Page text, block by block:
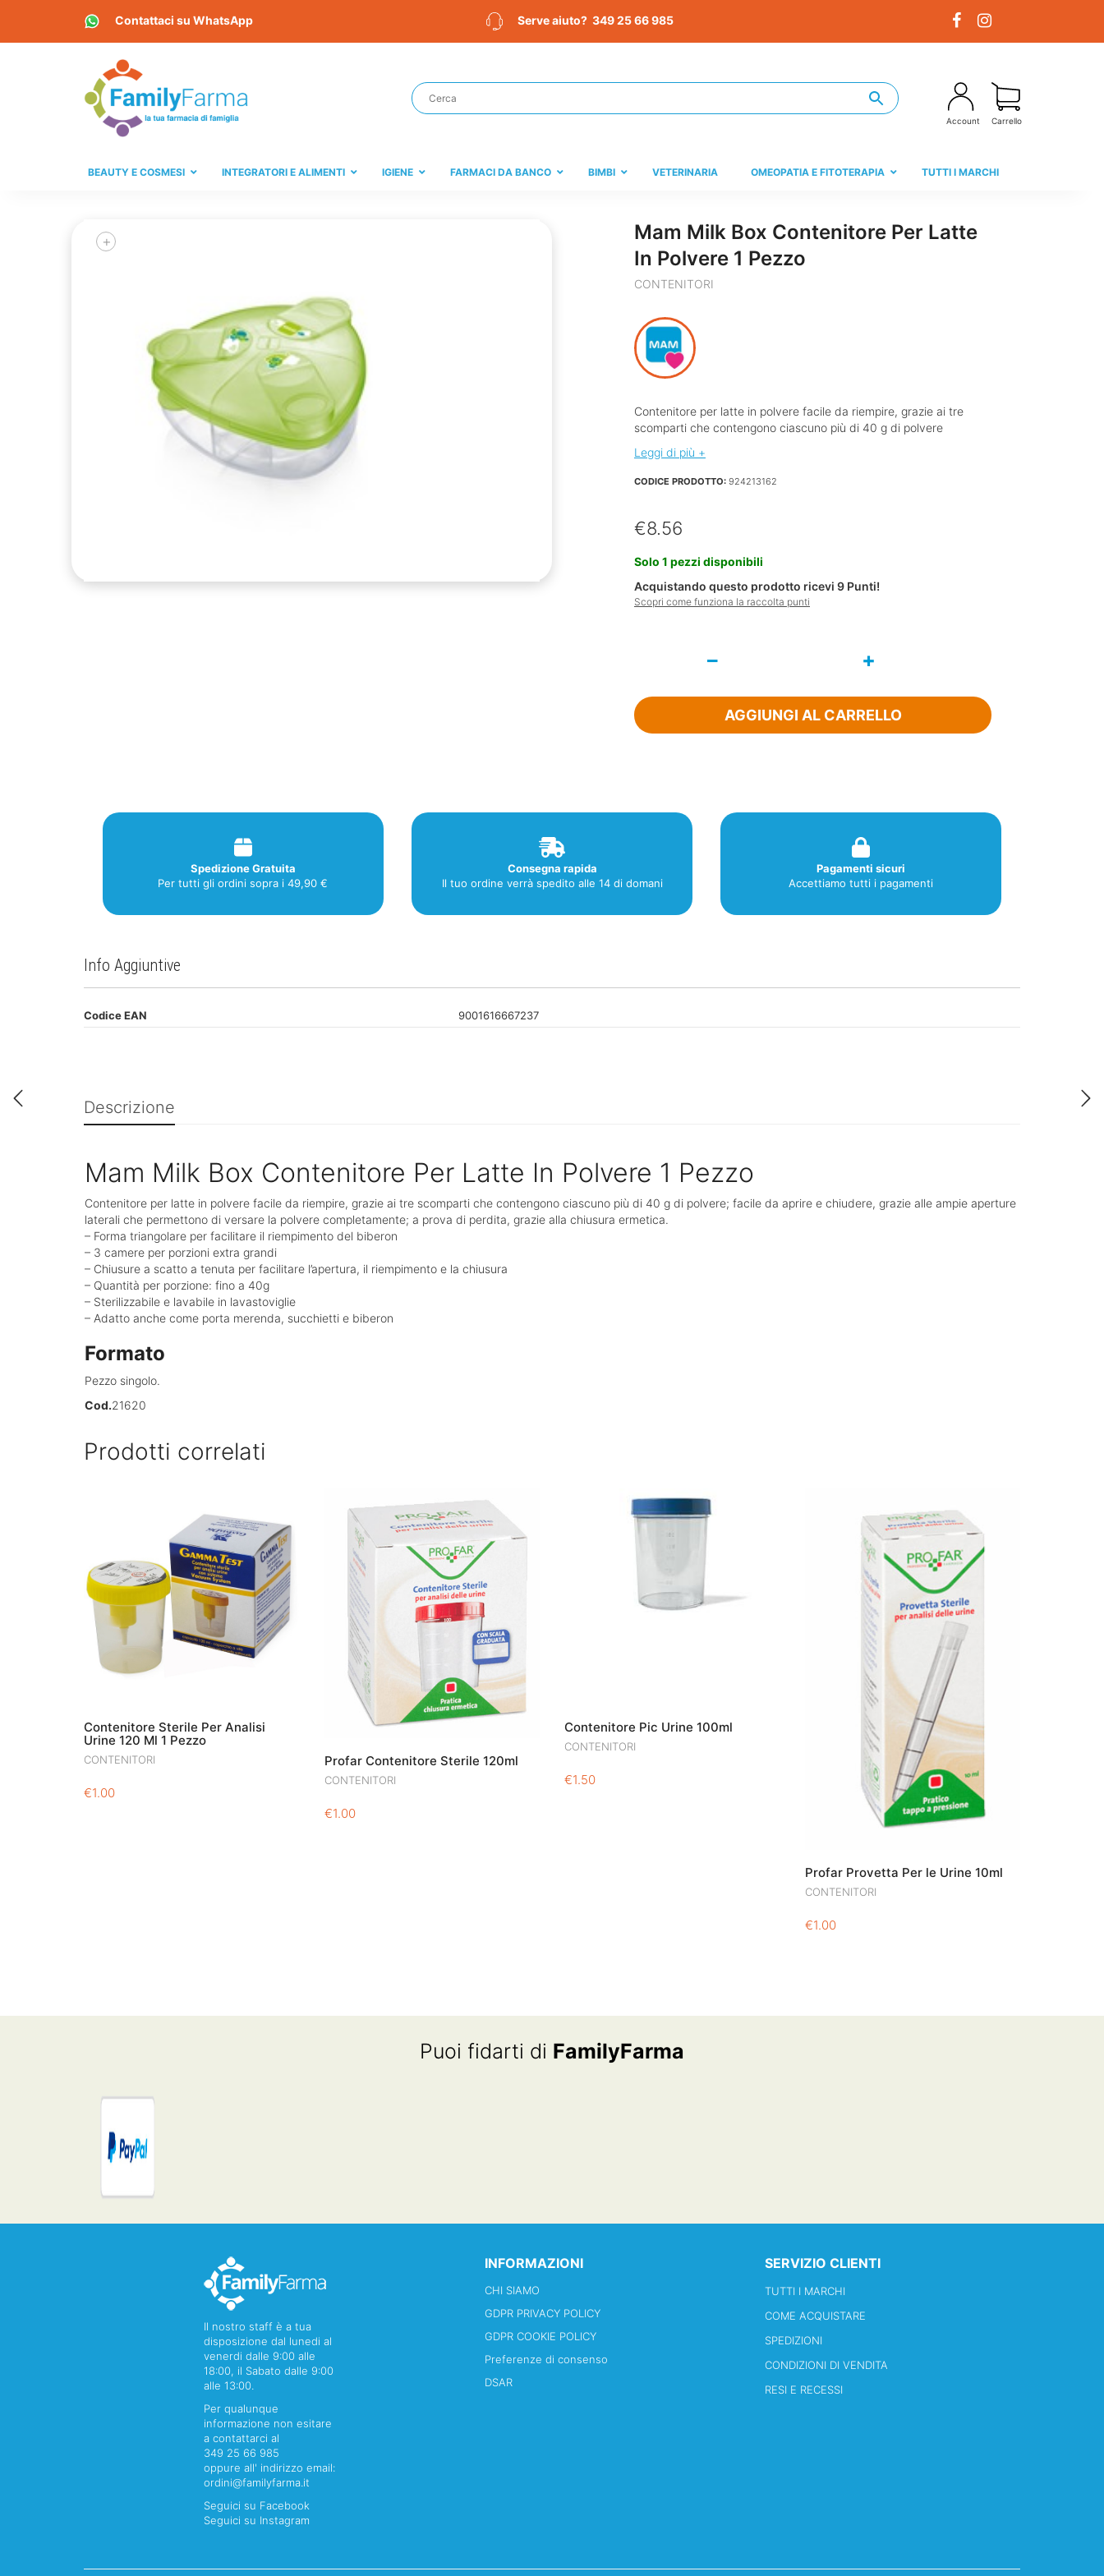
Contattaci su WhatsApp Serve aiuto? 349 25 66 985
Account Carrello
BEAUTY E COSMESI INTEGRATORI E ALIMENTI IGIENE FARMACI DA BANCO BIMBI VETERINARIA OMEOPATIA E FITOTERAPIA TUTTI I MARCHI
+
Mam Milk Box Contenitore Per Latte
In Polvere 1 Pezzo
CONTENITORI
Contenitore per latte in polvere facile da riempire, grazie ai tre
scomparti che contengono ciascuno più di 40 g di polvere
Leggi di più +
CODICE PRODOTTO: 924213162
€8.56
Solo 1 pezzi disponibili
Acquistando questo prodotto ricevi 9 Punti!
Scopri come funziona la raccolta punti
Contenitore
Per
Latte
quantità
AGGIUNGI AL CARRELLO
Spedizione Gratuita
Per tutti gli ordini sopra i 49,90 €
Consegna rapida
Il tuo ordine verrà spedito alle 14 di domani
Pagamenti sicuri
Accettiamo tutti i pagamenti
Info Aggiuntive
Codice EAN 9001616667237
Descrizione
Mam Milk Box Contenitore Per Latte In Polvere 1 Pezzo
Contenitore per latte in polvere facile da riempire, grazie ai tre scomparti che contengono ciascuno più di 40 g di polvere; facile da aprire e chiudere, grazie alle ampie aperture
laterali che permettono di versare la polvere completamente; a prova di perdita, grazie alla chiusura ermetica.
– Forma triangolare per facilitare il riempimento del biberon
– 3 camere per porzioni extra grandi
– Chiusure a scatto a tenuta per facilitare l’apertura, il riempimento e la chiusura
– Quantità per porzione: fino a 40g
– Sterilizzabile e lavabile in lavastoviglie
– Adatto anche come porta merenda, succhietti e biberon
Formato
Pezzo singolo.
Cod.21620
Prodotti correlati
Contenitore Sterile Per Analisi
Urine 120 Ml 1 Pezzo
CONTENITORI
€1.00
Profar Contenitore Sterile 120ml
CONTENITORI
€1.00
Contenitore Pic Urine 100ml
CONTENITORI
€1.50
Profar Provetta Per le Urine 10ml
CONTENITORI
€1.00
Puoi fidarti di FamilyFarma
Il nostro staff è a tua
disposizione dal lunedi al
venerdi dalle 9:00 alle
18:00, il Sabato dalle 9:00
alle 13:00.
Per qualunque
informazione non esitare
a contattarci al
349 25 66 985
oppure all' indirizzo email:
ordini@familyfarma.it
Seguici su Facebook
Seguici su Instagram
INFORMAZIONI
CHI SIAMO
GDPR PRIVACY POLICY
GDPR COOKIE POLICY
Preferenze di consenso
DSAR
SERVIZIO CLIENTI
TUTTI I MARCHI
COME ACQUISTARE
SPEDIZIONI
CONDIZIONI DI VENDITA
RESI E RECESSI